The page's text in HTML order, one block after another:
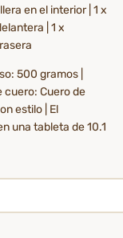
en el interior | 1 x
| 1 x
500 gramos |
cuero: Cuero de
estilo | El
una tableta de 10.1